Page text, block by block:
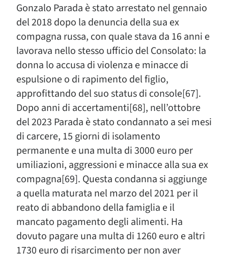
Gonzalo Parada è stato arrestato nel gennaio
del 2018 dopo la denuncia della sua ex
compagna russa, con quale stava da 16 anni e
lavorava nello stesso ufficio del Consolato: la
donna lo accusa di violenza e minacce di
espulsione o di rapimento del figlio,
approfittando del suo status di console[67].
Dopo anni di accertamenti[68], nell’ottobre
del 2023 Parada è stato condannato a sei mesi
di carcere, 15 giorni di isolamento
permanente e una multa di 3000 euro per
umiliazioni, aggressioni e minacce alla sua ex
compagna[69]. Questa condanna si aggiunge
a quella maturata nel marzo del 2021 per il
reato di abbandono della famiglia e il
mancato pagamento degli alimenti. Ha
dovuto pagare una multa di 1260 euro e altri
1730 euro di risarcimento per non aver